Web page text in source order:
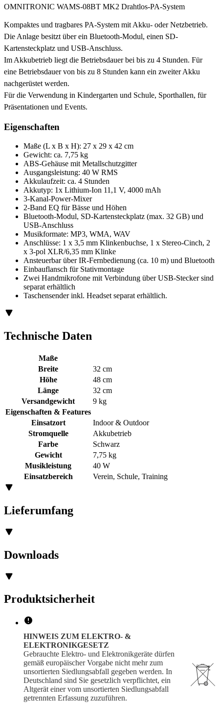
OMNITRONIC WAMS-08BT MK2 Drahtlos-PA-System
Kompaktes und tragbares PA-System mit Akku- oder Netzbetrieb.
Die Anlage besitzt über ein Bluetooth-Modul, einen SD-
Kartensteckplatz und USB-Anschluss.
Im Akkubetrieb liegt die Betriebsdauer bei bis zu 4 Stunden. Für
eine Betriebsdauer von bis zu 8 Stunden kann ein zweiter Akku
nachgerüstet werden.
Für die Verwendung in Kindergarten und Schule, Sporthallen, für
Präsentationen und Events.
Eigenschaften
Maße (L x B x H): 27 x 29 x 42 cm
Gewicht: ca. 7,75 kg
ABS-Gehäuse mit Metallschutzgitter
Ausgangsleistung: 40 W RMS
Akkulaufzeit: ca. 4 Stunden
Akkutyp: 1x Lithium-Ion 11,1 V, 4000 mAh
3-Kanal-Power-Mixer
2-Band EQ für Bässe und Höhen
Bluetooth-Modul, SD-Kartensteckplatz (max. 32 GB) und
USB-Anschluss
Musikformate: MP3, WMA, WAV
Anschlüsse: 1 x 3,5 mm Klinkenbuchse, 1 x Stereo-Cinch, 2
x 3-pol XLR/6,35 mm Klinke
Ansteuerbar über IR-Fernbedienung (ca. 10 m) und Bluetooth
Einbauflansch für Stativmontage
Zwei Handmikrofone mit Verbindung über USB-Stecker sind
separat erhältlich
Taschensender inkl. Headset separat erhältlich.
Technische Daten
Maße
Breite
32 cm
Höhe
48 cm
Länge
32 cm
Versandgewicht
9 kg
Eigenschaften & Features
Einsatzort
Indoor & Outdoor
Stromquelle
Akkubetrieb
Farbe
Schwarz
Gewicht
7,75 kg
Musikleistung
40 W
Einsatzbereich
Verein, Schule, Training
Lieferumfang
Downloads
Produktsicherheit
HINWEIS ZUM ELEKTRO- &
ELEKTRONIKGESETZ
Gebrauchte Elektro- und Elektronikgeräte dürfen
gemäß europäischer Vorgabe nicht mehr zum
unsortierten Siedlungsabfall gegeben werden. In
Deutschland sind Sie gesetzlich verpflichtet, ein
Altgerät einer vom unsortierten Siedlungsabfall
getrennten Erfassung zuzuführen.